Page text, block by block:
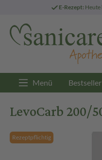
E-Rezept: Heute
Menü Bestseller
LevoCarb 200/
Rezeptpflichtig